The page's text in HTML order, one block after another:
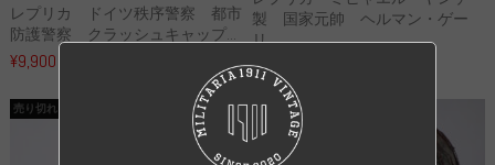
レプリカ ドイツ秩序警察 都市
防護警察 クラッシュキャップ...
¥9,900
製 国家元帥 ヘルマン・ゲー
リ...
¥55,000
売り切れ 売り切れ